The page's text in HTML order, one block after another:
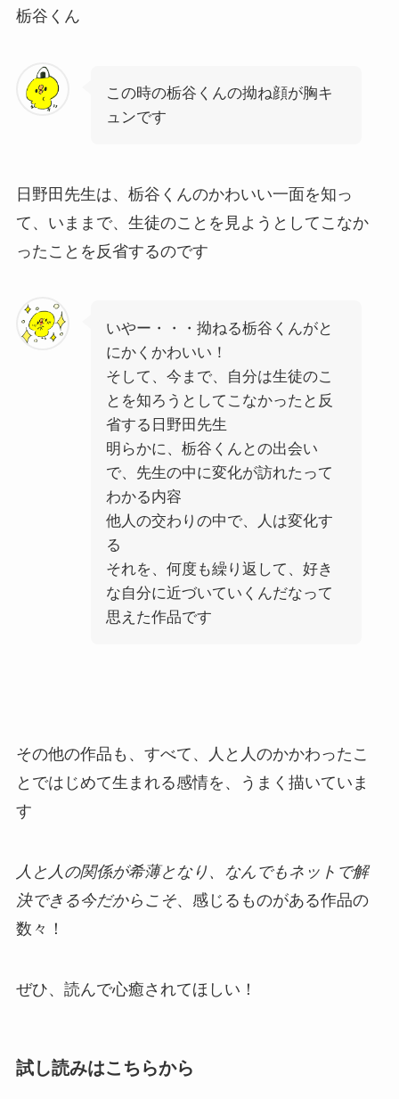
栃谷くん
この時の栃谷くんの拗ね顔が胸キ
ュンです
日野田先生は、栃谷くんのかわいい一面を知っ
て、いままで、生徒のことを見ようとしてこなか
ったことを反省するのです
いやー・・・拗ねる栃谷くんがと
にかくかわいい！
そして、今まで、自分は生徒のこ
とを知ろうとしてこなかったと反
省する日野田先生
明らかに、栃谷くんとの出会い
で、先生の中に変化が訪れたって
わかる内容
他人の交わりの中で、人は変化す
る
それを、何度も繰り返して、好き
な自分に近づいていくんだなって
思えた作品です
その他の作品も、すべて、人と人のかかわったこ
とではじめて生まれる感情を、うまく描いていま
す
人と人の関係が希薄となり、なんでもネットで解
決できる今だからこそ、感じるものがある作品の
数々！
ぜひ、読んで心癒されてほしい！
試し読みはこちらから